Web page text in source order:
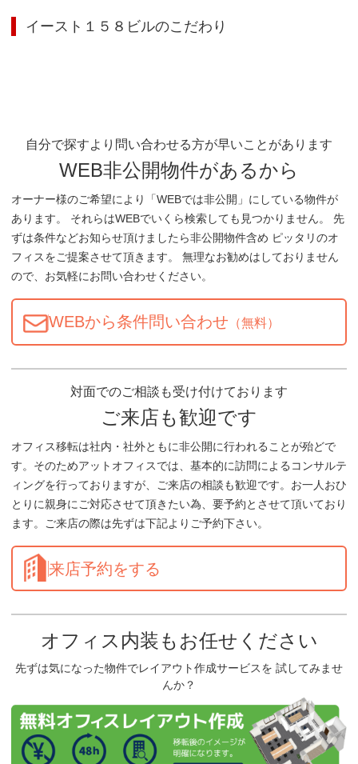
イースト１５８ビルのこだわり
自分で探すより問い合わせる方が早いことがあります
WEB非公開物件があるから
オーナー様のご希望により「WEBでは非公開」にしている物件が
あります。 それらはWEBでいくら検索しても見つかりません。 先
ずは条件などお知らせ頂けましたら非公開物件含め ピッタリのオ
フィスをご提案させて頂きます。 無理なお勧めはしておりません
ので、お気軽にお問い合わせください。
WEBから条件問い合わせ （無料）
対面でのご相談も受け付けております
ご来店も歓迎です
オフィス移転は社内・社外ともに非公開に行われることが殆どで
す。そのためアットオフィスでは、基本的に訪問によるコンサルテ
ィングを行っておりますが、ご来店の相談も歓迎です。お一人おひ
とりに親身にご対応させて頂きたい為、要予約とさせて頂いており
ます。ご来店の際は先ずは下記よりご予約下さい。
来店予約をする
オフィス内装もお任せください
先ずは気になった物件でレイアウト作成サービスを 試してみませ
んか？